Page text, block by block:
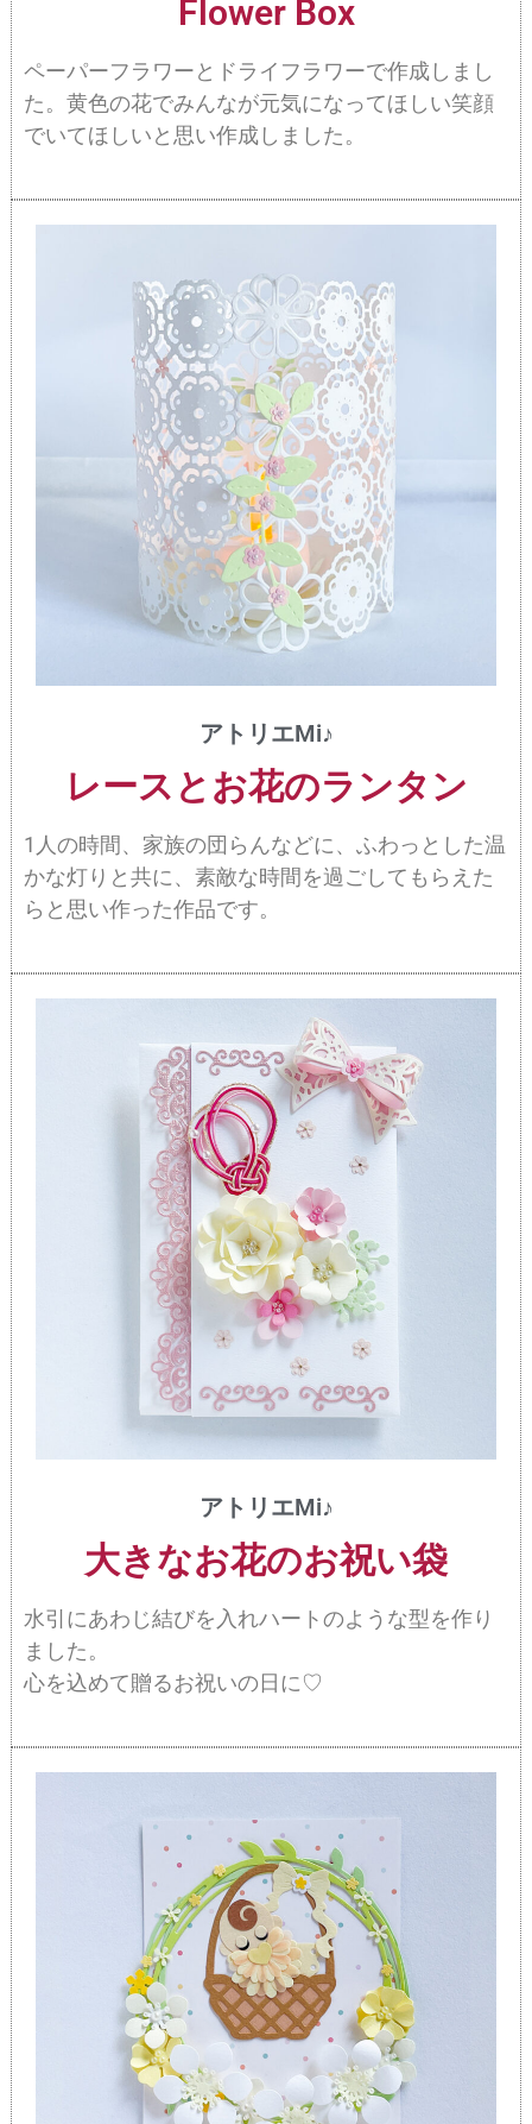
Flower Box
ペーパーフラワーとドライフラワーで作成しまし
た。黄色の花でみんなが元気になってほしい笑顔
でいてほしいと思い作成しました。
アトリエMi♪
レースとお花のランタン
1人の時間、家族の団らんなどに、ふわっとした温
かな灯りと共に、素敵な時間を過ごしてもらえた
らと思い作った作品です。
アトリエMi♪
大きなお花のお祝い袋
水引にあわじ結びを入れハートのような型を作り
ました。
心を込めて贈るお祝いの日に♡